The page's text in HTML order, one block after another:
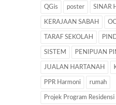
QGis poster SINAR
KERAJAAN SABAH
TARAF SEKOLAH
SISTEM PENIPUAN
JUALAN HARTANAH
PPR Harmoni rumah
Projek Program Residensi